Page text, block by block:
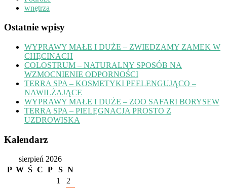
wnętrza
Ostatnie wpisy
WYPRAWY MAŁE I DUŻE – ZWIEDZAMY ZAMEK W
CHĘCINACH
COLOSTRUM – NATURALNY SPOSÓB NA
WZMOCNIENIE ODPORNOŚCI
TERRA SPA – KOSMETYKI PEELENGUJĄCO –
NAWILŻAJĄCE
WYPRAWY MAŁE I DUŻE – ZOO SAFARI BORYSEW
TERRA SPA – PIELĘGNACJA PROSTO Z
UZDROWISKA
Kalendarz
sierpień 2026
P W Ś C P S N
1
2